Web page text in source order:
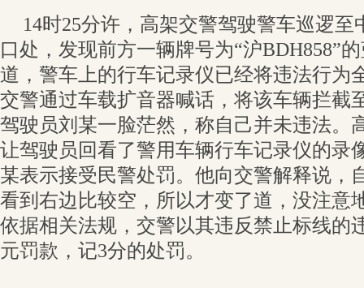
14时25分许，高架交警驾驶警车巡逻
口处，发现前方一辆牌号为“沪BDH858”
道，警车上的行车记录仪已经将违法行为
交警通过车载扩音器喊话，将该车辆拦截
驾驶员刘某一脸茫然，称自己并未违法。
让驾驶员回看了警用车辆行车记录仪的录
某表示接受民警处罚。他向交警解释说，
看到右边比较空，所以才变了道，没注意
依据相关法规，交警以其违反禁止标线的
元罚款，记3分的处罚。